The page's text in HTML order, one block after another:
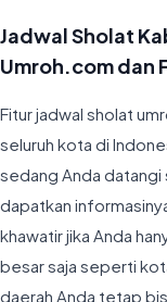
Jadwal Sholat
Umroh.com dan
Fitur jadwal sholat
seluruh kota di
sedang Anda datangi
dapatkan
khawatir jika Anda
besar saja seperti
daerah Anda tetap